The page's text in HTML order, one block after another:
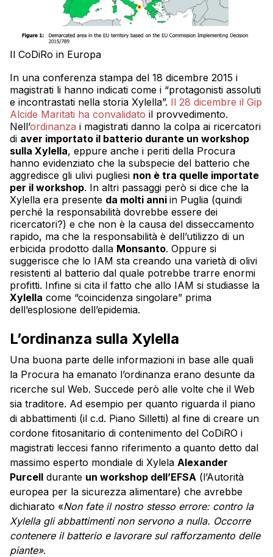
Il CoDiRo in Europa
In una conferenza stampa del 18 dicembre 2015 i
magistrati li hanno indicati come i “protagonisti assoluti
e incontrastati nella storia Xylella”. Il 28 dicembre il Gip
Alcide Maritati ha convalidato il provvedimento.
Nell’ordinanza i magistrati danno la colpa ai ricercatori
di aver importato il batterio durante un workshop
sulla Xylella, eppure anche i periti della Procura
hanno evidenziato che la subspecie del batterio che
aggredisce gli ulivi pugliesi non è tra quelle importate
per il workshop. In altri passaggi però si dice che la
Xylella era presente da molti anni in Puglia (quindi
perché la responsabilità dovrebbe essere dei
ricercatori?) e che non è la causa del disseccamento
rapido, ma che la responsabilità è dell’utilizzo di un
erbicida prodotto dalla Monsanto. Oppure si
suggerisce che lo IAM sta creando una varietà di olivi
resistenti al batterio dal quale potrebbe trarre enormi
profitti. Infine si cita il fatto che allo IAM si studiasse la
Xylella come “coincidenza singolare” prima
dell’esplosione dell’epidemia.
L’ordinanza sulla Xylella
Una buona parte delle informazioni in base alle quali
la Procura ha emanato l’ordinanza erano desunte da
ricerche sul Web. Succede però alle volte che il Web
sia traditore. Ad esempio per quanto riguarda il piano
di abbattimenti (il c.d. Piano Silletti) al fine di creare un
cordone fitosanitario di contenimento del CoDiRO i
magistrati leccesi fanno riferimento a quanto detto dal
massimo esperto mondiale di Xylela Alexander
Purcell durante un workshop dell’EFSA (l’Autorità
europea per la sicurezza alimentare) che avrebbe
dichiarato «Non fate il nostro stesso errore: contro la
Xylella gli abbattimenti non servono a nulla. Occorre
contenere il batterio e lavorare sul rafforzamento delle
piante».